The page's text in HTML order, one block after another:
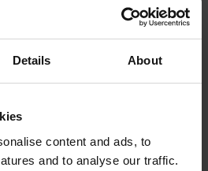
Details About
content and ads, to
and to analyse our traffic.